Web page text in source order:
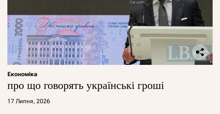
Економіка
про що говорять українські гроші
17 Липня, 2026